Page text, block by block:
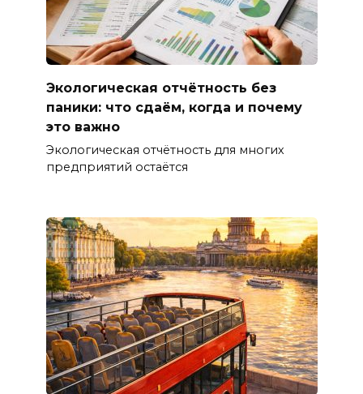
Экологическая отчётность без
паники: что сдаём, когда и почему
это важно
Экологическая отчётность для многих
предприятий остаётся